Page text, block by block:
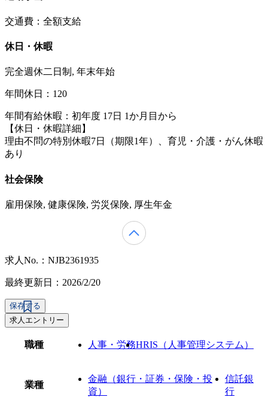
交通費：全額支給
休日・休暇
完全週休二日制, 年末年始
年間休日：120
年間有給休暇：初年度 17日 1か月目から
【休日・休暇詳細】
理由不問の特別休暇7日（期限1年）、育児・介護・がん休暇
あり
社会保険
雇用保険, 健康保険, 労災保険, 厚生年金
求人No.：NJB2361935
最終更新日：2026/2/20
保存する
求人エントリー
職種 人事・労務HRIS（人事管理システム）
業種
金融（銀行・証券・保険・投
資）
信託銀
行